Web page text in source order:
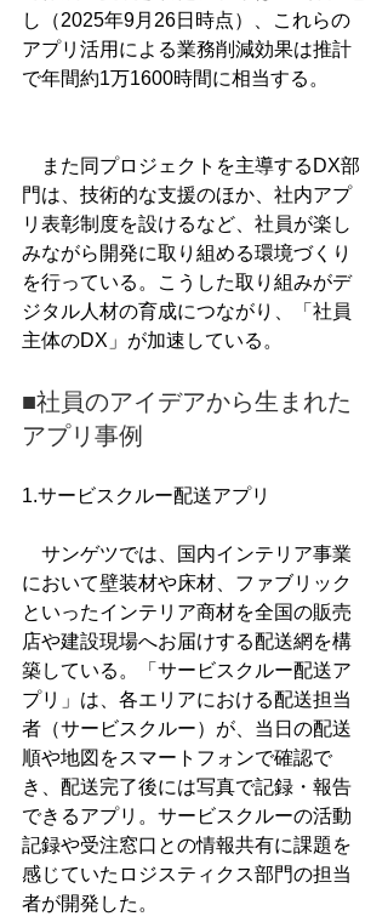
し（2025年9月26日時点）、これらの
アプリ活用による業務削減効果は推計
で年間約1万1600時間に相当する。
また同プロジェクトを主導するDX部
門は、技術的な支援のほか、社内アプ
リ表彰制度を設けるなど、社員が楽し
みながら開発に取り組める環境づくり
を行っている。こうした取り組みがデ
ジタル人材の育成につながり、「社員
主体のDX」が加速している。
■社員のアイデアから生まれた
アプリ事例
1.サービスクルー配送アプリ
サンゲツでは、国内インテリア事業
において壁装材や床材、ファブリック
といったインテリア商材を全国の販売
店や建設現場へお届けする配送網を構
築している。「サービスクルー配送ア
プリ」は、各エリアにおける配送担当
者（サービスクルー）が、当日の配送
順や地図をスマートフォンで確認で
き、配送完了後には写真で記録・報告
できるアプリ。サービスクルーの活動
記録や受注窓口との情報共有に課題を
感じていたロジスティクス部門の担当
者が開発した。